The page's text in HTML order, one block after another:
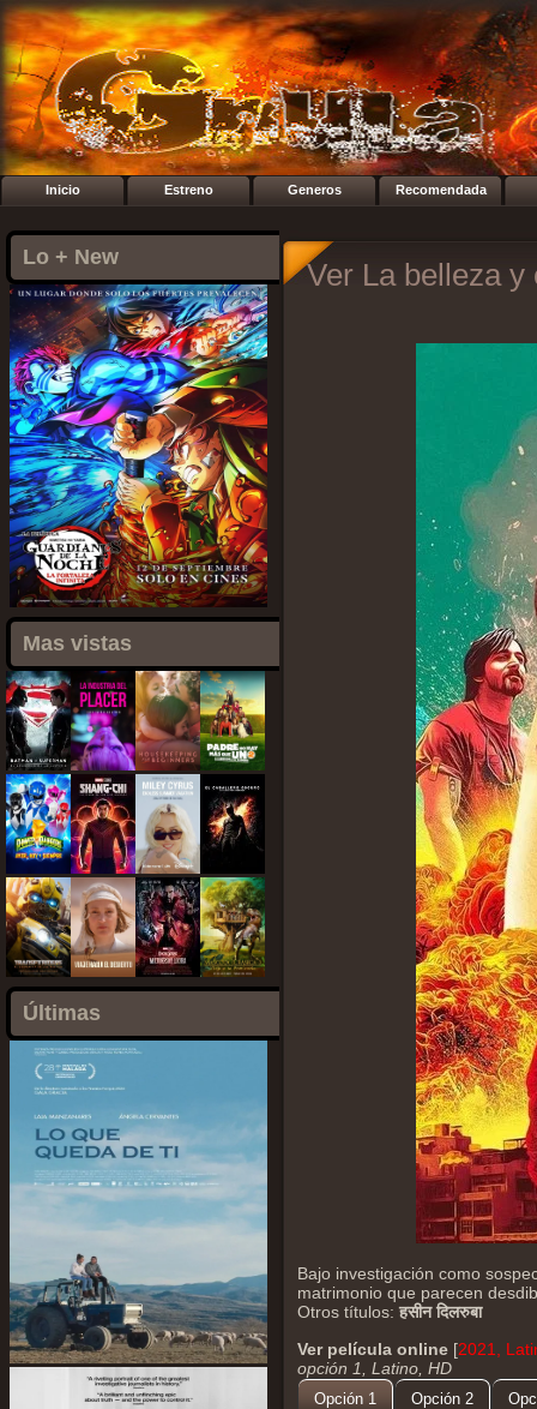
Inicio Estreno Generos Recomendada
Lo + New
Mas vistas
Últimas
Ver La belleza
Bajo investigación como
matrimonio que parecen
Otros títulos: हसीन दिलरुबा
Ver película online [2021,
opción 1, Latino, HD
Opción 1 Opción 2